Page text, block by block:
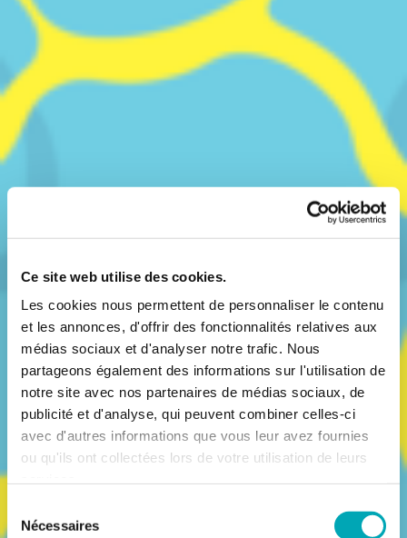
Ce site web utilise des cookies.
Les cookies nous permettent de personnaliser le contenu
et les annonces, d'offrir des fonctionnalités relatives aux
médias sociaux et d'analyser notre trafic. Nous
partageons également des informations sur l'utilisation de
notre site avec nos partenaires de médias sociaux, de
publicité et d'analyse, qui peuvent combiner celles-ci
avec d'autres informations que vous leur avez fournies
ou qu'ils ont collectées lors de votre utilisation de leurs
du Nécessaires